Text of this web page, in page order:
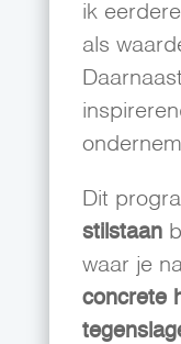
ik
als
Dit
stilstaan
waar je
concrete